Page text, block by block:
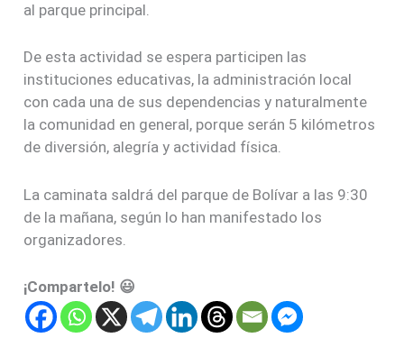
al parque principal.
De esta actividad se espera participen las
instituciones educativas, la administración local
con cada una de sus dependencias y naturalmente
la comunidad en general, porque serán 5 kilómetros
de diversión, alegría y actividad física.
La caminata saldrá del parque de Bolívar a las 9:30
de la mañana, según lo han manifestado los
organizadores.
¡Compartelo! 😃